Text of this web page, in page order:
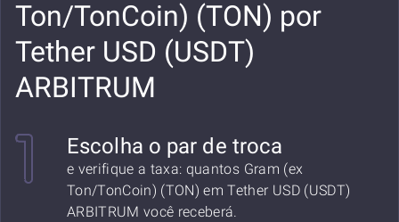
Ton/TonCoin) (TON) por
Tether USD (USDT)
ARBITRUM
Escolha o par de troca
e verifique a taxa: quantos Gram (ex
Ton/TonCoin) (TON) em Tether USD (USDT)
ARBITRUM você receberá.